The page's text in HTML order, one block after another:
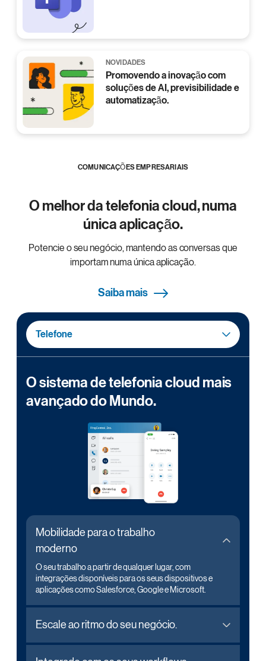
NOVIDADES
Promovendo a inovação com
soluções de AI, previsibilidade e
automatização.
COMUNICAÇÕES EMPRESARIAIS
O melhor da telefonia cloud, numa
única aplicação.
Potencie o seu negócio, mantendo as conversas que
importam numa única aplicação.
Saiba mais
Telefone
O sistema de telefonia cloud mais
avançado do Mundo.
Mobilidade para o trabalho
moderno
O seu trabalho a partir de qualquer lugar, com
integrações disponíveis para os seus dispositivos e
aplicações como Salesforce, Google e Microsoft.
Escale ao ritmo do seu negócio.